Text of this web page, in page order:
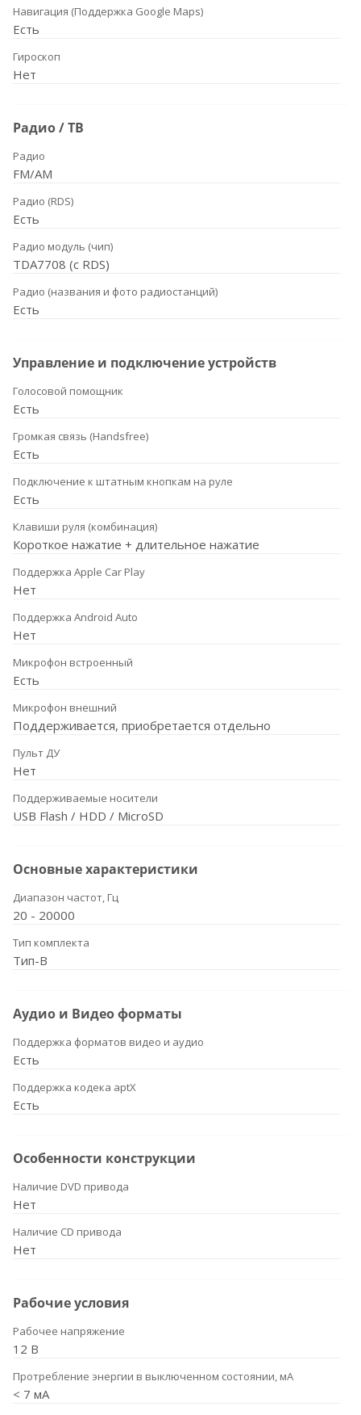
Навигация (Поддержка Google Maps)
Есть
Гироскоп
Нет
Радио / ТВ
Радио
FM/AM
Радио (RDS)
Есть
Радио модуль (чип)
TDA7708 (с RDS)
Радио (названия и фото радиостанций)
Есть
Управление и подключение устройств
Голосовой помощник
Есть
Громкая связь (Handsfree)
Есть
Подключение к штатным кнопкам на руле
Есть
Клавиши руля (комбинация)
Короткое нажатие + длительное нажатие
Поддержка Apple Car Play
Нет
Поддержка Android Auto
Нет
Микрофон встроенный
Есть
Микрофон внешний
Поддерживается, приобретается отдельно
Пульт ДУ
Нет
Поддерживаемые носители
USB Flash / HDD / MicroSD
Основные характеристики
Диапазон частот, Гц
20 - 20000
Тип комплекта
Тип-B
Аудио и Видео форматы
Поддержка форматов видео и аудио
Есть
Поддержка кодека aptX
Есть
Особенности конструкции
Наличие DVD привода
Нет
Наличие CD привода
Нет
Рабочие условия
Рабочее напряжение
12 В
Протребление энергии в выключенном состоянии, мА
< 7 мА